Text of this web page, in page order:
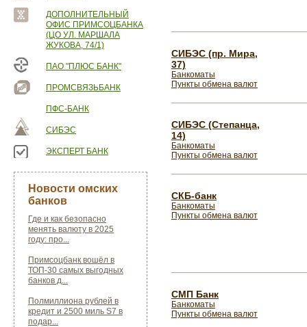
ДОПОЛНИТЕЛЬНЫЙ
ОФИС ПРИМСОЦБАНКА
(ЦО УЛ. МАРШАЛА
ЖУКОВА, 74/1)
ПАО "ПЛЮС БАНК"
ПРОМСВЯЗЬБАНК
ПФС-БАНК
СИБЭС
ЭКСПЕРТ БАНК
Новости омских
банков
Где и как безопасно
менять валюту в 2025
году: про...
Примсоцбанк вошёл в
ТОП-30 самых выгодных
банков д...
Полмиллиона рублей в
кредит и 2500 миль S7 в
подар...
СИБЭС (пр. Мира,
37)
Банкоматы
Пункты обмена валют
СИБЭС (Степанца,
14)
Банкоматы
Пункты обмена валют
СКБ-банк
Банкоматы
Пункты обмена валют
СМП Банк
Банкоматы
Пункты обмена валют